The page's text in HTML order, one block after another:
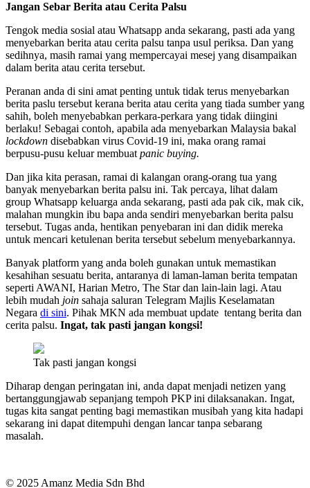
Jangan Sebar Berita atau Cerita Palsu
Tengok media sosial atau Whatsapp anda sekarang, pasti ada yang
menyebarkan berita atau cerita palsu tanpa usul periksa. Dan yang
sedihnya, masih ramai yang mempercayai mesej yang disampaikan
dalam berita atau cerita tersebut.
Peranan anda di sini amat penting untuk tidak terus menyebarkan
berita paslu tersebut kerana berita atau cerita yang tiada sumber yang
sahih, boleh menyebabkan perkara-perkara yang tidak diingini
berlaku! Sebagai contoh, apabila ada menyebarkan Malaysia bakal
lockdown disebabkan virus Covid-19 ini, maka orang ramai
berpusu-pusu keluar membuat panic buying.
Dan jika kita perasan, ramai di kalangan orang-orang tua yang
banyak menyebarkan berita palsu ini. Tak percaya, lihat dalam
group Whatsapp keluarga anda sekarang, pasti ada pak cik, mak cik,
malahan mungkin ibu bapa anda sendiri menyebarkan berita palsu
tersebut. Tugas anda, hentikan penyebaran ini dan didik mereka
untuk mencari ketulenan berita tersebut sebelum menyebarkannya.
Banyak platform yang anda boleh gunakan untuk memastikan
kesahihan sesuatu berita, antaranya di laman-laman berita tempatan
seperti AWANI, Harian Metro, The Star dan lain-lain lagi. Atau
lebih mudah join sahaja saluran Telegram Majlis Keselamatan
Negara di sini. Pihak MKN ada membuat update tentang berita dan
cerita palsu. Ingat, tak pasti jangan kongsi!
Tak pasti jangan kongsi
Diharap dengan peringatan ini, anda dapat menjadi netizen yang
bertanggungjawab sepanjang tempoh PKP ini dilaksanakan. Ingat,
tugas kita sangat penting bagi memastikan musibah yang kita hadapi
sekarang ini dapat ditempuhi dengan lancar tanpa sebarang
masalah.
© 2025 Amanz Media Sdn Bhd